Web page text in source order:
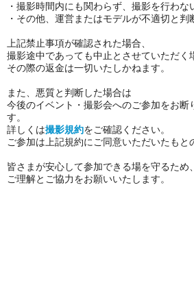
・撮影時間内にも関わらず、撮影を行わな
・その他、運営またはモデルが不適切と判
上記禁止事項が確認された場合、
撮影途中であっても中止とさせていただく
その際の返金は一切いたしかねます。
また、悪質と判断した場合は
今後のイベント・撮影会へのご参加をお断
す。
詳しくは撮影規約をご確認ください。
ご参加は上記規約にご同意いただいたもと
皆さまが安心して参加できる場を守るため、
ご理解とご協力をお願いいたします。